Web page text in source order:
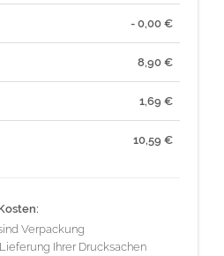
- 0,00 €
8,90 €
1,69 €
10,59 €
Verpackung
Ihrer Drucksachen